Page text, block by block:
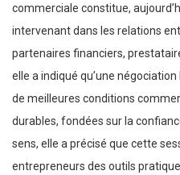
commerciale constitue,
intervenant dans les relations
partenaires financiers,
elle a indiqué qu’une
de meilleures conditions
durables, fondées sur la
sens, elle a précisé que cette
entrepreneurs des outils